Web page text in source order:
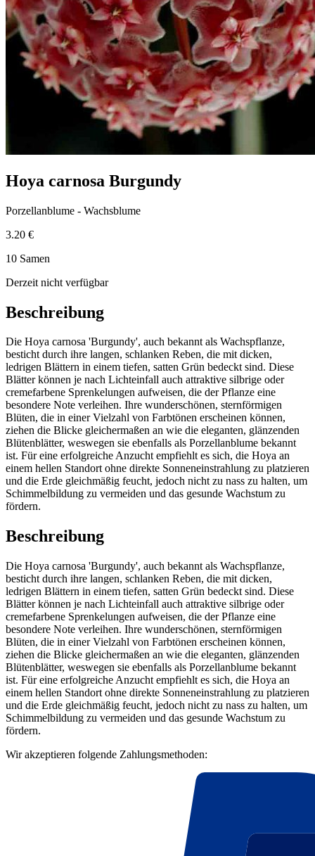
Hoya carnosa Burgundy
Porzellanblume - Wachsblume
3.20 €
10 Samen
Derzeit nicht verfügbar
Beschreibung
Die Hoya carnosa 'Burgundy', auch bekannt als Wachspflanze,
besticht durch ihre langen, schlanken Reben, die mit dicken,
ledrigen Blättern in einem tiefen, satten Grün bedeckt sind. Diese
Blätter können je nach Lichteinfall auch attraktive silbrige oder
cremefarbene Sprenkelungen aufweisen, die der Pflanze eine
besondere Note verleihen. Ihre wunderschönen, sternförmigen
Blüten, die in einer Vielzahl von Farbtönen erscheinen können,
ziehen die Blicke gleichermaßen an wie die eleganten, glänzenden
Blütenblätter, weswegen sie ebenfalls als Porzellanblume bekannt
ist. Für eine erfolgreiche Anzucht empfiehlt es sich, die Hoya an
einem hellen Standort ohne direkte Sonneneinstrahlung zu platzieren
und die Erde gleichmäßig feucht, jedoch nicht zu nass zu halten, um
Schimmelbildung zu vermeiden und das gesunde Wachstum zu
fördern.
Beschreibung
Die Hoya carnosa 'Burgundy', auch bekannt als Wachspflanze,
besticht durch ihre langen, schlanken Reben, die mit dicken,
ledrigen Blättern in einem tiefen, satten Grün bedeckt sind. Diese
Blätter können je nach Lichteinfall auch attraktive silbrige oder
cremefarbene Sprenkelungen aufweisen, die der Pflanze eine
besondere Note verleihen. Ihre wunderschönen, sternförmigen
Blüten, die in einer Vielzahl von Farbtönen erscheinen können,
ziehen die Blicke gleichermaßen an wie die eleganten, glänzenden
Blütenblätter, weswegen sie ebenfalls als Porzellanblume bekannt
ist. Für eine erfolgreiche Anzucht empfiehlt es sich, die Hoya an
einem hellen Standort ohne direkte Sonneneinstrahlung zu platzieren
und die Erde gleichmäßig feucht, jedoch nicht zu nass zu halten, um
Schimmelbildung zu vermeiden und das gesunde Wachstum zu
fördern.
Wir akzeptieren folgende Zahlungsmethoden: